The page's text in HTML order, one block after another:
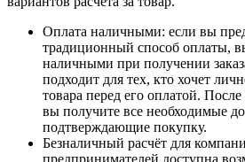
Оплата наличными: если вы
традиционный способ оплаты,
наличными при получении
подходит для тех, кто хочет
товара перед его оплатой.
вы получите все необходимые
подтверждающие покупку.
Безналичный расчёт для
предпринимателей доступна